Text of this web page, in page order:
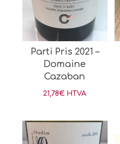
Parti Pris 2021 –
Domaine
Cazaban
21,78€ HTVA